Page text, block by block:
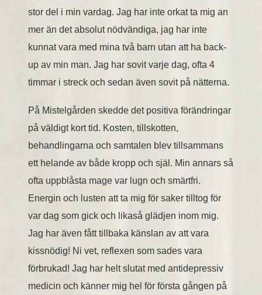
stor del i min vardag. Jag har inte orkat ta mig an
mer än det absolut nödvändiga, jag har inte
kunnat vara med mina två barn utan att ha back-
up av min man. Jag har sovit varje dag, ofta 4
timmar i streck och sedan även sovit på nätterna.
På Mistelgården skedde det positiva förändringar
på väldigt kort tid. Kosten, tillskotten,
behandlingarna och samtalen blev tillsammans
ett helande av både kropp och själ. Min annars så
ofta uppblåsta mage var lugn och smärtfri.
Energin och lusten att ta mig för saker tilltog för
var dag som gick och likaså glädjen inom mig.
Jag har även fått tillbaka känslan av att vara
kissnödig! Ni vet, reflexen som sades vara
förbrukad! Jag har helt slutat med antidepressiv
medicin och känner mig hel för första gången på